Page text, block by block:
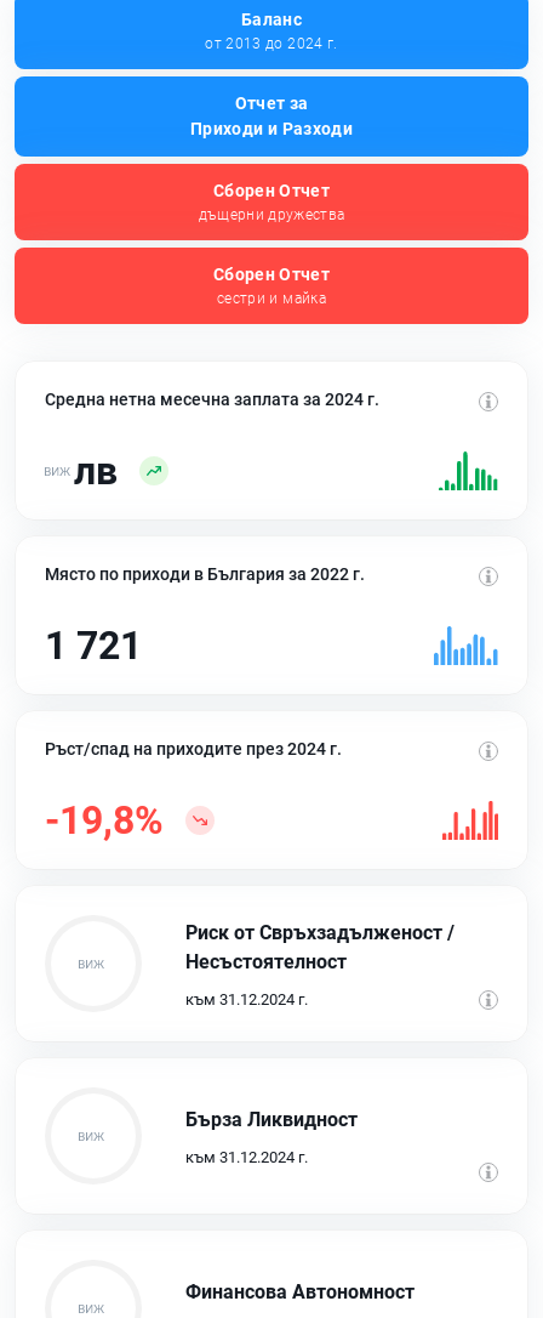
Баланс
от 2013 до 2024 г.
Отчет за
Приходи и Разходи
Сборен Отчет
дъщерни дружества
Сборен Отчет
сестри и майка
Средна нетна месечна заплата за 2024 г.
лв
Място по приходи в България за 2022 г.
1 721
Ръст/спад на приходите през 2024 г.
-19,8%
Риск от Свръхзадълженост /
Несъстоятелност
към 31.12.2024 г.
Бърза Ликвидност
към 31.12.2024 г.
Финансова Автономност